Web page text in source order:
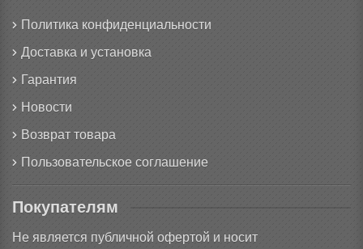
Политика конфиденциальности
Доставка и установка
Гарантия
Новости
Возврат товара
Пользовательское соглашение
Покупателям
Не является публичной офертой и носит